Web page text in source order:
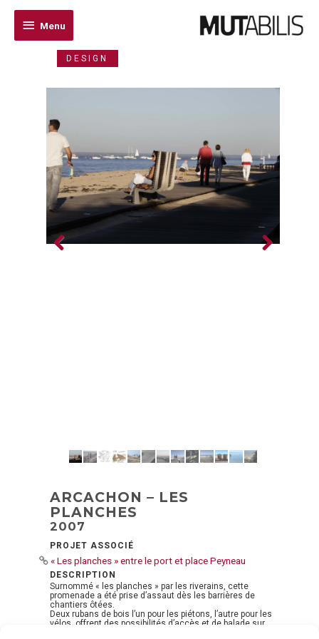
Menu
Menu
DESIGN
ARCACHON – LES
PLANCHES
2007
PROJET ASSOCIÉ
« Les planches » entre le port et place Peyneau
DESCRIPTION
Surnommé « les planches » par les riverains, cette
promenade a été prise d’assaut dès les barrières de
chantiers ôtées.
Deux rubans de bois l’un pour les piétons, l’autre pour les
vélos, offrent des possibilités d’accès et de balade sur